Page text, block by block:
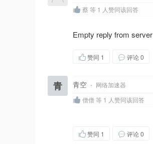
蔡 等 1 人赞同该回答
Empty reply from server
赞同 1 评论 0
青 青空 · 网络加速器
僧僧 等 1 人赞同该回答
赞同 1 评论 0